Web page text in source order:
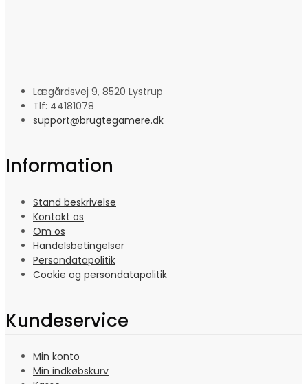
Lægårdsvej 9, 8520 Lystrup
Tlf: 44181078
support@brugtegamere.dk
Information
Stand beskrivelse
Kontakt os
Om os
Handelsbetingelser
Persondatapolitik
Cookie og persondatapolitik
Kundeservice
Min konto
Min indkøbskurv